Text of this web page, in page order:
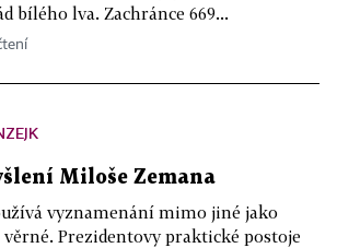
bílého lva. Zachránce 669...
Miloše Zemana
vyznamenání mimo jiné jako
Prezidentovy praktické postoje